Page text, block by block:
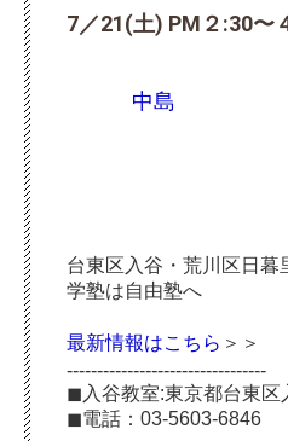
7／21(土) PM２:30〜
中島
台東区入谷・荒川区日暮
学塾は自由塾へ
最新情報はこちら ＞＞
---------------------------------
◼︎入谷教室:東京都台東区
◼︎電話：03-5603-6846